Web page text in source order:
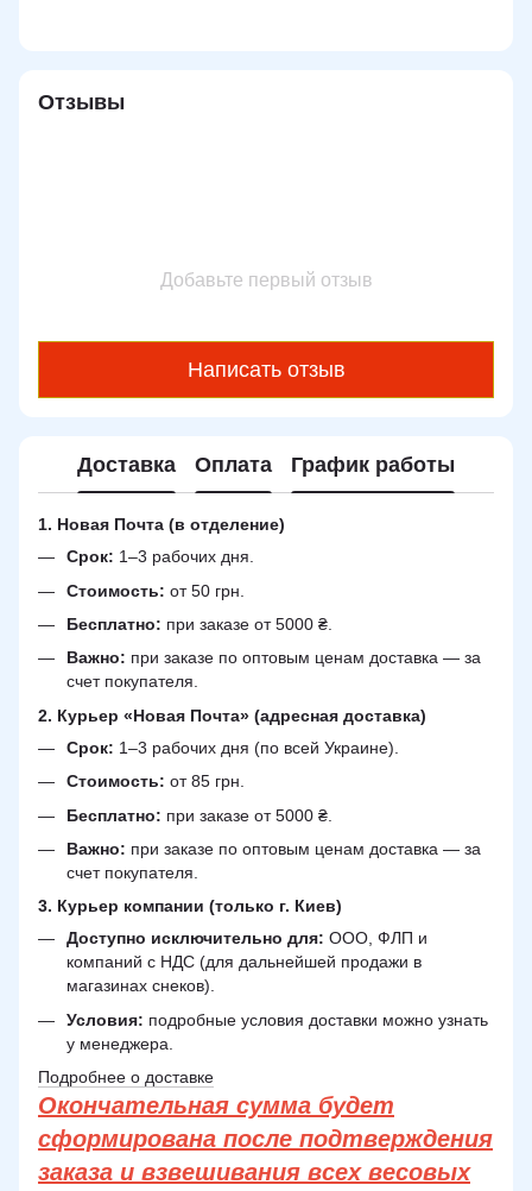
Отзывы
Добавьте первый отзыв
Написать отзыв
Доставка Оплата График работы
1. Новая Почта (в отделение)
Срок: 1–3 рабочих дня.
Стоимость: от 50 грн.
Бесплатно: при заказе от 5000 ₴.
Важно: при заказе по оптовым ценам доставка — за
счет покупателя.
2. Курьер «Новая Почта» (адресная доставка)
Срок: 1–3 рабочих дня (по всей Украине).
Стоимость: от 85 грн.
Бесплатно: при заказе от 5000 ₴.
Важно: при заказе по оптовым ценам доставка — за
счет покупателя.
3. Курьер компании (только г. Киев)
Доступно исключительно для: ООО, ФЛП и
компаний с НДС (для дальнейшей продажи в
магазинах снеков).
Условия: подробные условия доставки можно узнать
у менеджера.
Подробнее о доставке
Окончательная сумма будет
сформирована после подтверждения
заказа и взвешивания всех весовых